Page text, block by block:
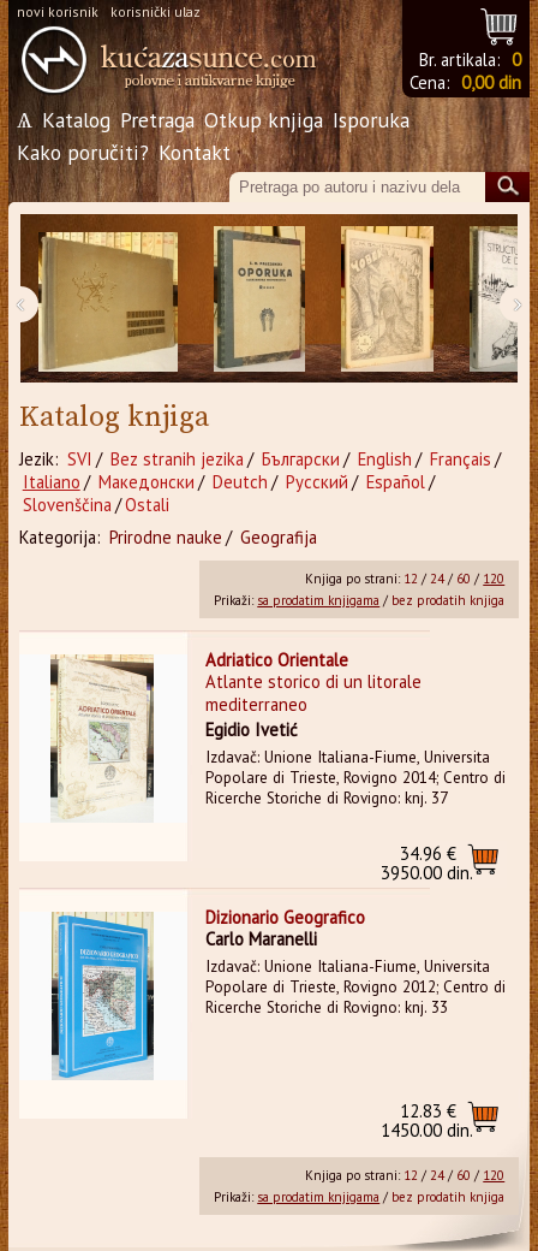
novi korisnik korisnički ulaz
Br. artikala: 0
Cena: 0,00 din
Ѧ Katalog Pretraga Otkup knjiga Isporuka
Kako poručiti? Kontakt
‹ ›
Katalog knjiga
Jezik: SVI / Bez stranih jezika / Български / English / Français /
Italiano / Македонски / Deutch / Русский / Español/
Slovenščina /Ostali
Kategorija: Prirodne nauke / Geografija
Knjiga po strani: 12 /24/ 60 / 120
Prikaži: sa prodatim knjigama / bez prodatih knjiga
Adriatico Orientale
Atlante storico di un litorale
mediterraneo
Egidio Ivetić
Izdavač: Unione Italiana-Fiume, Universita
Popolare di Trieste, Rovigno 2014; Centro di
Ricerche Storiche di Rovigno: knj. 37
34.96 €
3950.00 din.
Dizionario Geografico
Carlo Maranelli
Izdavač: Unione Italiana-Fiume, Universita
Popolare di Trieste, Rovigno 2012; Centro di
Ricerche Storiche di Rovigno: knj. 33
12.83 €
1450.00 din.
Knjiga po strani: 12 /24/ 60 / 120
Prikaži: sa prodatim knjigama / bez prodatih knjiga